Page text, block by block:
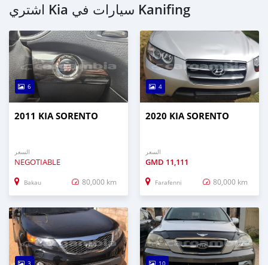
اشتري Kia سيارات في Kanifing
6
2011 KIA SORENTO
السعر
NEGOTIABLE
Bakau 80,000 km
4
2020 KIA SORENTO
السعر
GMD 11,111
Farafenni 80,000 km